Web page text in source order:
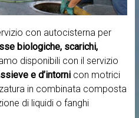
con autocisterna per
biologiche, scarichi,
disponibili con il servizio
e d’intornicon motrici
in combinata composta
di liquidi o fanghi